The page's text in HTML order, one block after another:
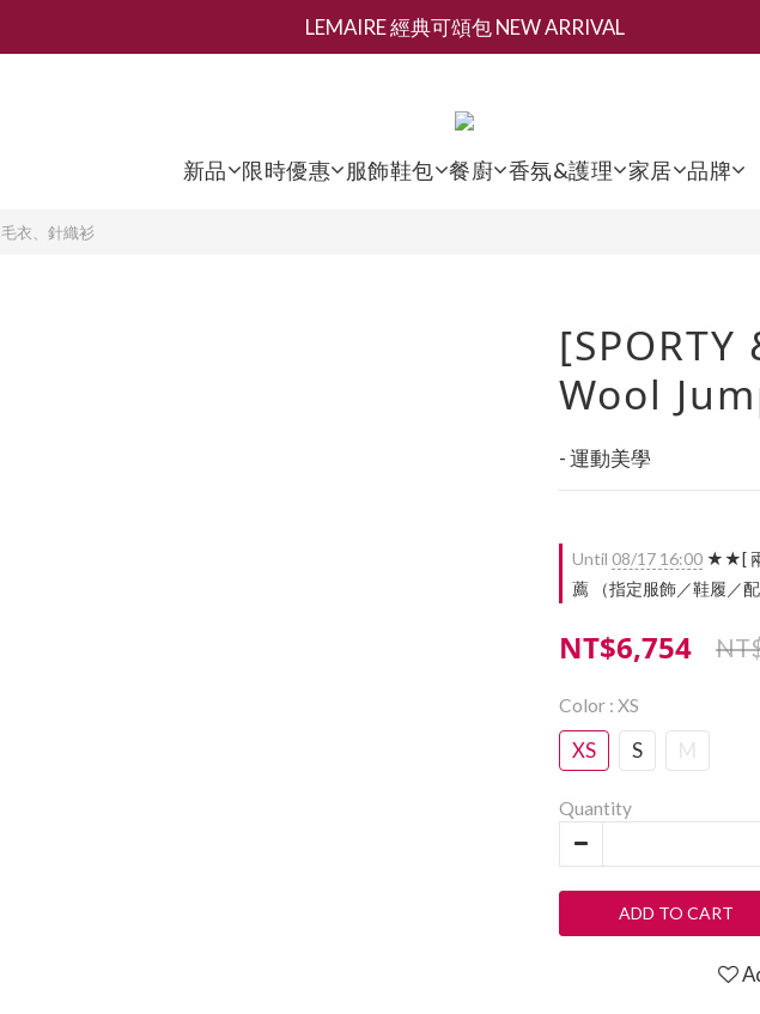
新會員募集現領抵用千元購物金
LEMAIRE 經典可頌包 NEW ARRIVAL
新會員募集現領抵用千元購物金
新品 限時優惠 服飾鞋包 餐廚 香氛&護理 家居 品牌
毛衣、針織衫
[SPORTY
Wool
- 運動美學
Until 08/17 16:00 ★★[ 兩
薦 （指定服飾／鞋履／
NT$6,754
Color : XS
XS S M
Quantity
ADD TO CART